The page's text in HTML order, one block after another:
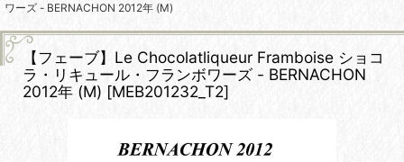
ワーズ - BERNACHON 2012年 (M)
【フェーブ】Le Chocolatliqueur Framboise ショコ
ラ・リキュール・フランボワーズ - BERNACHON
2012年 (M) [MEB201232_T2]